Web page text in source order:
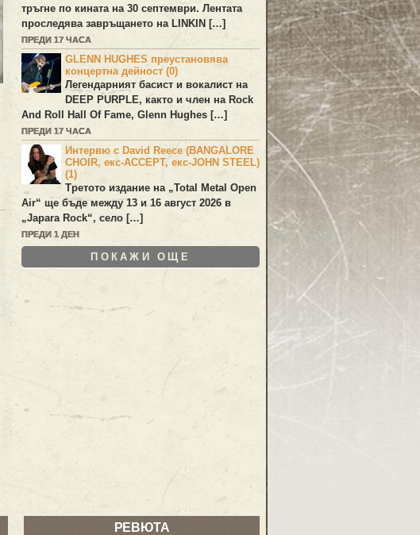
тръгне по кината на 30 септември. Лентата
проследява завръщането наLINKIN […]
ПРЕДИ 17 ЧАСА
GLENN HUGHES преустановява
концертна дейност (0)
Легендарният басист и вокалист на
DEEP PURPLE, както и член на Rock
And Roll Hall Of Fame, Glenn Hughes […]
ПРЕДИ 17 ЧАСА
Интервю с David Reece (BANGALORE
CHOIR, екс-ACCEPT, екс-JOHN STEEL)
(1)
Третото издание на „Total Metal Open
Air“ ще бъде между 13 и 16 август 2026 в
„Japara Rock“, село […]
ПРЕДИ 1 ДЕН
ПОКАЖИ ОЩЕ
РЕВЮТА